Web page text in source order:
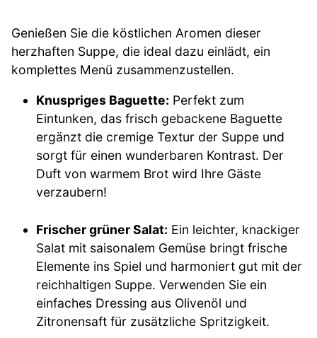
Genießen Sie die köstlichen Aromen dieser
herzhaften Suppe, die ideal dazu einlädt, ein
komplettes Menü zusammenzustellen.
Knuspriges Baguette: Perfekt zum
Eintunken, das frisch gebackene Baguette
ergänzt die cremige Textur der Suppe und
sorgt für einen wunderbaren Kontrast. Der
Duft von warmem Brot wird Ihre Gäste
verzaubern!
Frischer grüner Salat: Ein leichter, knackiger
Salat mit saisonalem Gemüse bringt frische
Elemente ins Spiel und harmoniert gut mit der
reichhaltigen Suppe. Verwenden Sie ein
einfaches Dressing aus Olivenöl und
Zitronensaft für zusätzliche Spritzigkeit.